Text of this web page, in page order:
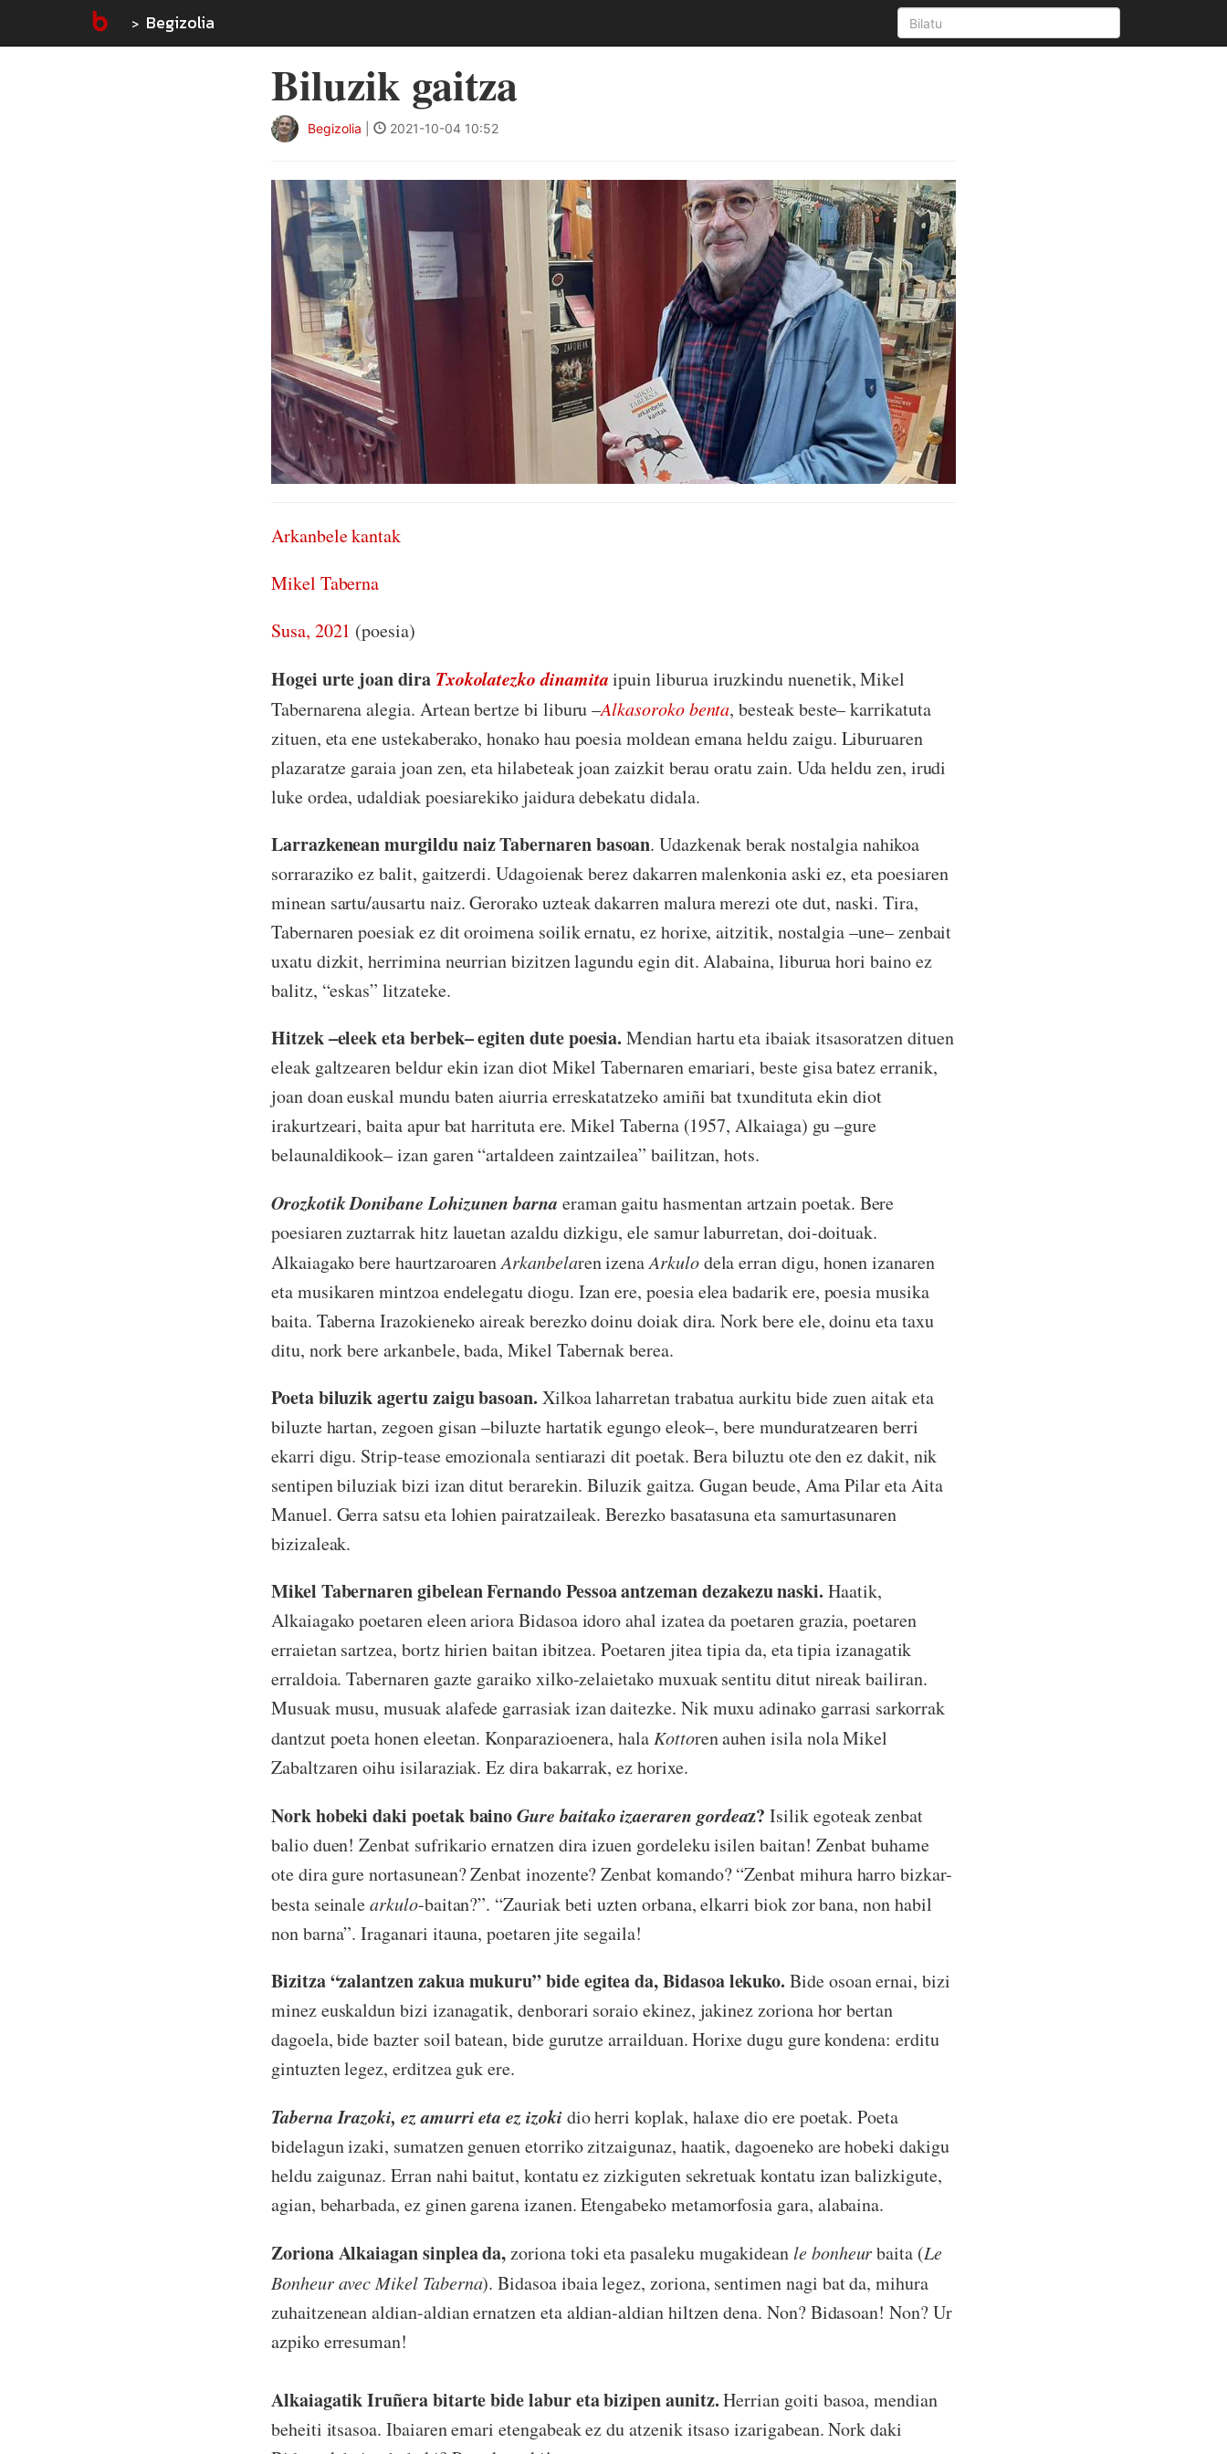
Begizolia
Biluzik gaitza
Begizolia 2021-10-04 10:52
Arkanbele kantak
Mikel Taberna
Susa, 2021 (poesia)
Hogei urte joan dira Txokolatezko dinamitaipuin liburua iruzkindu nuenetik, Mikel
Tabernarena alegia. Artean bertze bi liburu –Alkasoroko benta, besteak beste– karrikatuta
zituen, eta ene ustekaberako, honako hau poesia moldean emana heldu zaigu. Liburuaren
plazaratze garaia joan zen, eta hilabeteak joan zaizkit berau oratu zain. Uda heldu zen, irudi
luke ordea, udaldiak poesiarekiko jaidura debekatu didala.
Larrazkenean murgildu naiz Tabernaren basoan. Udazkenak berak nostalgia nahikoa
sorraraziko ez balit, gaitzerdi. Udagoienak berez dakarren malenkonia aski ez, eta poesiaren
minean sartu/ausartu naiz. Gerorako uzteak dakarren malura merezi ote dut, naski. Tira,
Tabernaren poesiak ez dit oroimena soilik ernatu, ez horixe, aitzitik, nostalgia –une– zenbait
uxatu dizkit, herrimina neurrian bizitzen lagundu egin dit. Alabaina, liburua hori baino ez
balitz, “eskas” litzateke.
Hitzek –eleek eta berbek– egiten dute poesia. Mendian hartu eta ibaiak itsasoratzen dituen
eleak galtzearen beldur ekin izan diot Mikel Tabernaren emariari, beste gisa batez erranik,
joan doan euskal mundu baten aiurria erreskatatzeko amiñi bat txundituta ekin diot
irakurtzeari, baita apur bat harrituta ere. Mikel Taberna (1957, Alkaiaga) gu –gure
belaunaldikook– izan garen “artaldeen zaintzailea” bailitzan, hots.
Orozkotik Donibane Lohizunen barna eraman gaitu hasmentan artzain poetak. Bere
poesiaren zuztarrak hitz lauetan azaldu dizkigu, ele samur laburretan, doi-doituak.
Alkaiagako bere haurtzaroarenArkanbelaren izenaArkulodela erran digu, honen izanaren
eta musikaren mintzoa endelegatu diogu. Izan ere, poesia elea badarik ere, poesia musika
baita. Taberna Irazokieneko aireak berezko doinu doiak dira. Nork bere ele, doinu eta taxu
ditu, nork bere arkanbele, bada, Mikel Tabernak berea.
Poeta biluzik agertu zaigu basoan. Xilkoa laharretan trabatua aurkitu bide zuen aitak eta
biluzte hartan, zegoen gisan –biluzte hartatik egungo eleok–, bere munduratzearen berri
ekarri digu. Strip-tease emozionala sentiarazi dit poetak. Bera biluztu ote den ez dakit, nik
sentipen biluziak bizi izan ditut berarekin. Biluzik gaitza. Gugan beude, Ama Pilar eta Aita
Manuel. Gerra satsu eta lohien pairatzaileak. Berezko basatasuna eta samurtasunaren
bizizaleak.
Mikel Tabernaren gibelean Fernando Pessoa antzeman dezakezu naski. Haatik,
Alkaiagako poetaren eleen ariora Bidasoa idoro ahal izatea da poetaren grazia, poetaren
erraietan sartzea, bortz hirien baitan ibitzea. Poetaren jitea tipia da, eta tipia izanagatik
erraldoia. Tabernaren gazte garaiko xilko-zelaietako muxuak sentitu ditut nireak bailiran.
Musuak musu, musuak alafede garrasiak izan daitezke. Nik muxu adinako garrasi sarkorrak
dantzut poeta honen eleetan. Konparazioenera, halaKottoren auhen isila nola Mikel
Zabaltzaren oihu isilaraziak. Ez dira bakarrak, ez horixe.
Nork hobeki daki poetak bainoGure baitako izaeraren gordeaz? Isilik egoteak zenbat
balio duen! Zenbat sufrikario ernatzen dira izuen gordeleku isilen baitan! Zenbat buhame
ote dira gure nortasunean? Zenbat inozente? Zenbat komando? “Zenbat mihura harro bizkar-
besta seinalearkulo-baitan?”. “Zauriak beti uzten orbana, elkarri biok zor bana, non habil
non barna”. Iraganari itauna, poetaren jite segaila!
Bizitza “zalantzen zakua mukuru” bide egitea da, Bidasoa lekuko. Bide osoan ernai, bizi
minez euskaldun bizi izanagatik, denborari soraio ekinez, jakinez zoriona hor bertan
dagoela, bide bazter soil batean, bide gurutze arrailduan. Horixe dugu gure kondena: erditu
gintuzten legez, erditzea guk ere.
Taberna Irazoki, ez amurri eta ez izokidio herri koplak, halaxe dio ere poetak. Poeta
bidelagun izaki, sumatzen genuen etorriko zitzaigunaz, haatik, dagoeneko are hobeki dakigu
heldu zaigunaz. Erran nahi baitut, kontatu ez zizkiguten sekretuak kontatu izan balizkigute,
agian, beharbada, ez ginen garena izanen. Etengabeko metamorfosia gara, alabaina.
Zoriona Alkaiagan sinplea da,zoriona toki eta pasaleku mugakideanle bonheurbaita (Le
Bonheur avec Mikel Taberna). Bidasoa ibaia legez, zoriona, sentimen nagi bat da, mihura
zuhaitzenean aldian-aldian ernatzen eta aldian-aldian hiltzen dena. Non? Bidasoan! Non? Ur
azpiko erresuman!
Alkaiagatik Iruñera bitarte bide labur eta bizipen aunitz.Herrian goiti basoa, mendian
beheiti itsasoa. Ibaiaren emari etengabeak ez du atzenik itsaso izarigabean. Nork daki